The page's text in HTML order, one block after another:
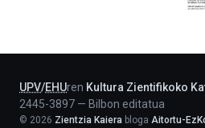
UPV/EHUren Kultura Zientifikoko
2445-3897 — Bilbon editatua
© 2026 Zientzia Kaiera bloga Aitortu-